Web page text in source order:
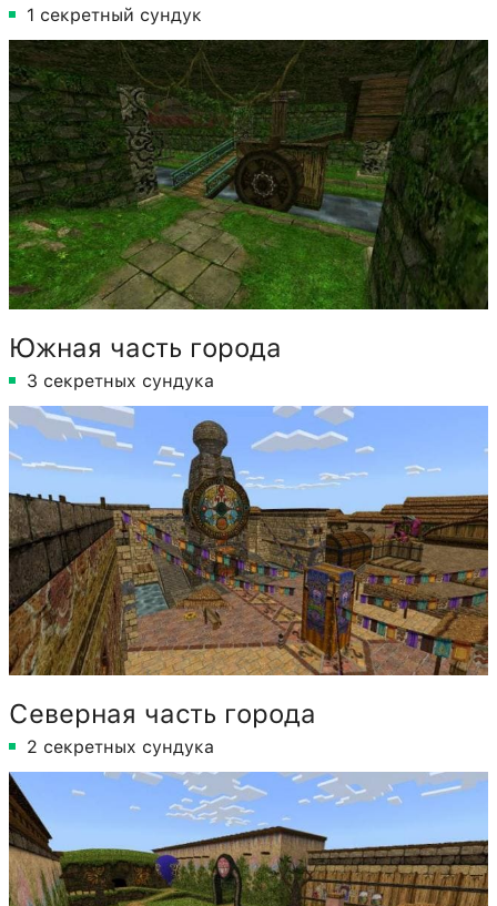
1 секретный сундук
Южная часть города
3 секретных сундука
Северная часть города
2 секретных сундука